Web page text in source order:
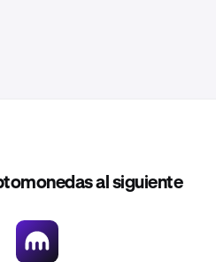
al siguiente